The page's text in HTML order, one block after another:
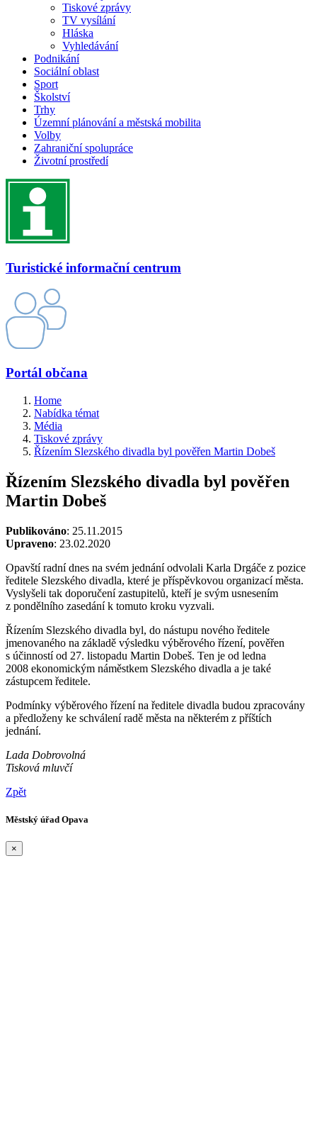
Tiskové zprávy
TV vysílání
Hláska
Vyhledávání
Podnikání
Sociální oblast
Sport
Školství
Trhy
Územní plánování a městská mobilita
Volby
Zahraniční spolupráce
Životní prostředí
Turistické informační centrum
Portál občana
Home
Nabídka témat
Média
Tiskové zprávy
Řízením Slezského divadla byl pověřen Martin Dobeš
Řízením Slezského divadla byl pověřen
Martin Dobeš
Publikováno: 25.11.2015
Upraveno: 23.02.2020
Opavští radní dnes na svém jednání odvolali Karla Drgáče z pozice
ředitele Slezského divadla, které je příspěvkovou organizací města.
Vyslyšeli tak doporučení zastupitelů, kteří je svým usnesením
z pondělního zasedání k tomuto kroku vyzvali.
Řízením Slezského divadla byl, do nástupu nového ředitele
jmenovaného na základě výsledku výběrového řízení, pověřen
s účinností od 27. listopadu Martin Dobeš. Ten je od ledna
2008 ekonomickým náměstkem Slezského divadla a je také
zástupcem ředitele.
Podmínky výběrového řízení na ředitele divadla budou zpracovány
a předloženy ke schválení radě města na některém z příštích
jednání.
Lada Dobrovolná
Tisková mluvčí
Zpět
Městský úřad Opava
×